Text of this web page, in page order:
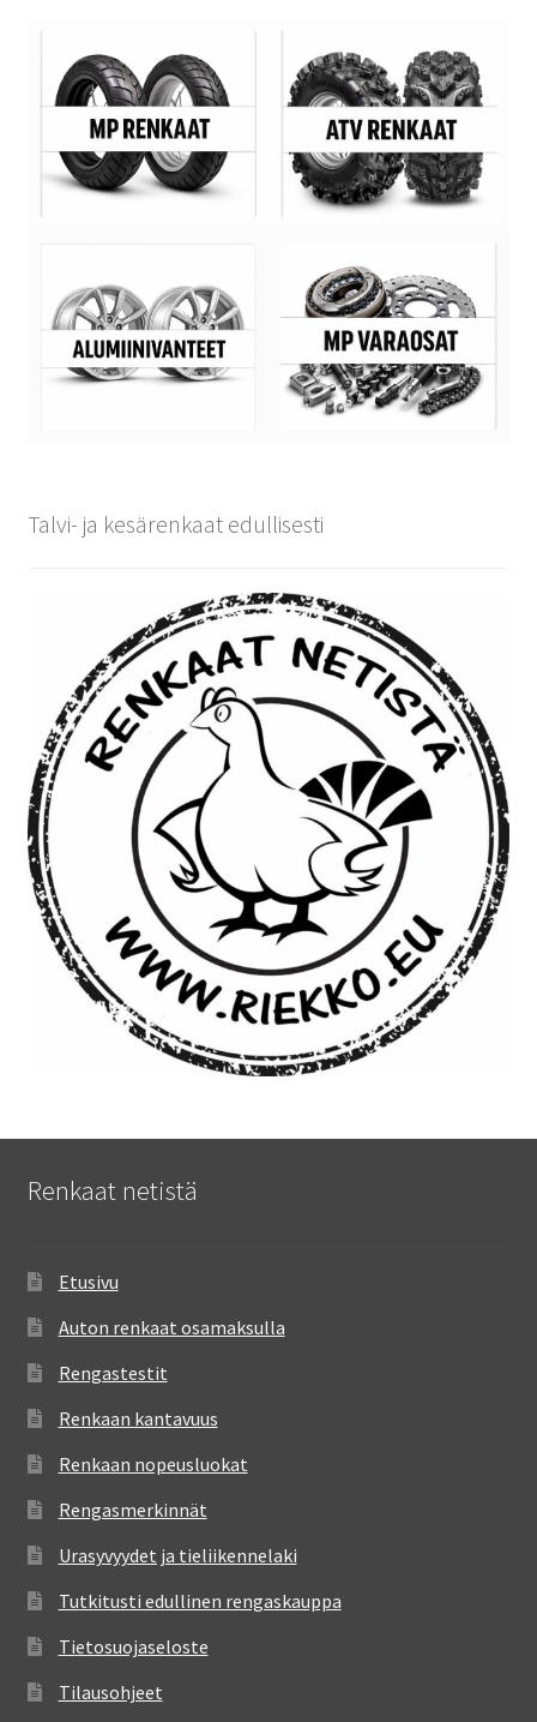
Talvi- ja kesärenkaat edullisesti
Renkaat netistä
Etusivu
Auton renkaat osamaksulla
Rengastestit
Renkaan kantavuus
Renkaan nopeusluokat
Rengasmerkinnät
Urasyvyydet ja tieliikennelaki
Tutkitusti edullinen rengaskauppa
Tietosuojaseloste
Tilausohjeet